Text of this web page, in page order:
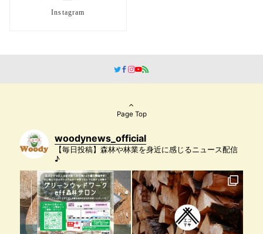
Instagram
Page Top
woodynews_official
【毎日投稿】森林や林業を身近に感じるニュース配信
♪